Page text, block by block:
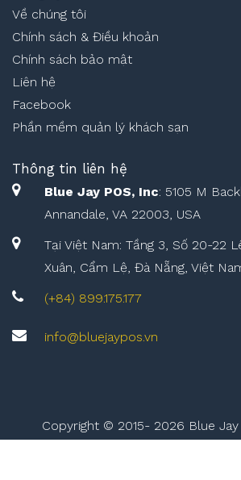
Về chúng tôi
Chính sách & Điều khoản
Chính sách bảo mật
Liên hệ
Facebook
Phần mềm quản lý khách sạn
Thông tin liên hệ
Blue Jay POS, Inc: 5105 M
Annandale, VA 22003, USA
Tại Việt Nam: Tầng 3, Số 20-22
Xuân, Cẩm Lệ, Đà Nẵng, Việt
(+84) 899.175.177
info@bluejaypos.vn
Copyright © 2015- 2026 Blue